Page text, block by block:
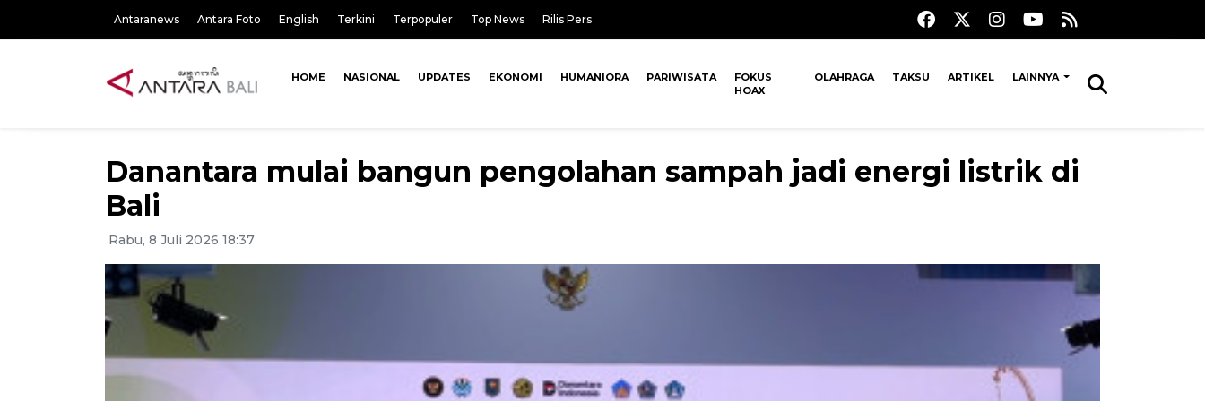
Antaranews Antara Foto English Terkini Terpopuler Top News Rilis Pers
HOME NASIONAL UPDATES EKONOMI HUMANIORA PARIWISATA
FOKUS
HOAX
OLAHRAGA TAKSU ARTIKEL LAINNYA
Danantara mulai bangun pengolahan sampah jadi energi listrik di
Bali
Rabu, 8 Juli 2026 18:37